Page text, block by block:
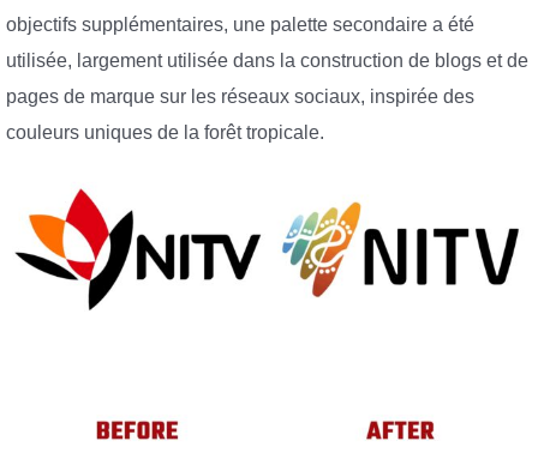
objectifs supplémentaires, une palette secondaire a été
utilisée, largement utilisée dans la construction de blogs et de
pages de marque sur les réseaux sociaux, inspirée des
couleurs uniques de la forêt tropicale.